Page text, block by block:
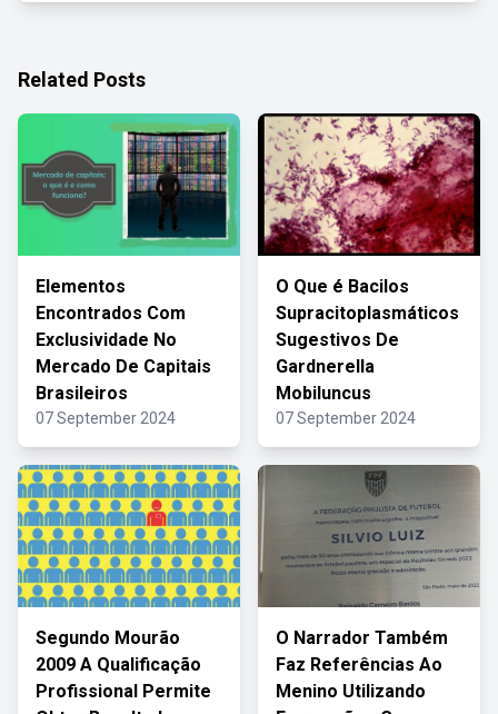
Related Posts
Elementos
Encontrados Com
Exclusividade No
Mercado De Capitais
Brasileiros
07 September 2024
O Que é Bacilos
Supracitoplasmáticos
Sugestivos De
Gardnerella
Mobiluncus
07 September 2024
Segundo Mourão
2009 A Qualificação
Profissional Permite
O Narrador Também
Faz Referências Ao
Menino Utilizando